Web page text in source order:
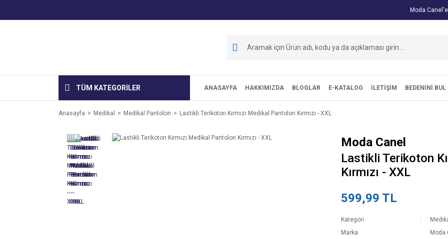
Moda
TÜM KATEGORİLER ANASAYFA HAKKIMIZDA BLOGLAR E-KATALOG İLETİŞİM BEDENİNİ BUL
Anasayfa Medikal Medikal Pantolon Lastikli Terikoton Kırmızı Medikal Pantolon Kırmızı - XXL
Moda Canel
Lastikli Terikoton
Kırmızı - XXL
599,99 TL
Kategori
Marka
Moda